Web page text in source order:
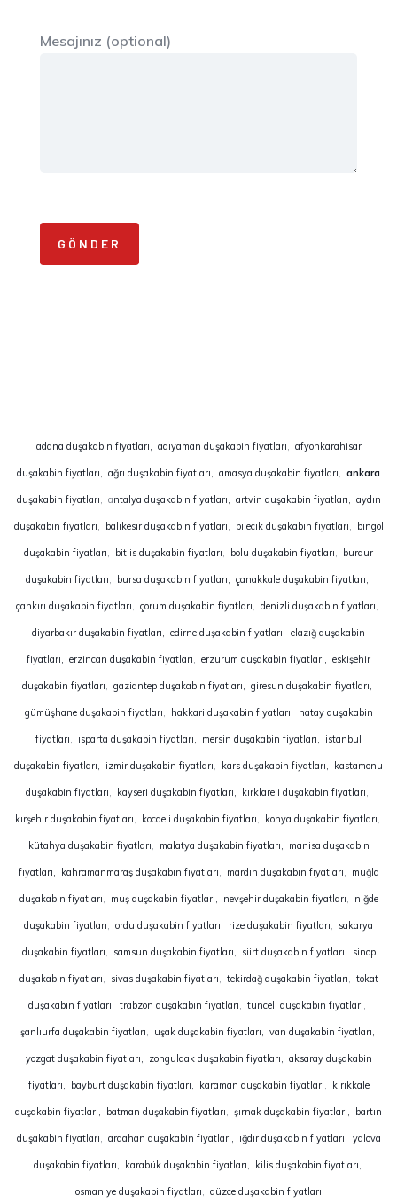
Mesajınız (optional)
adana duşakabin fiyatları, adıyaman duşakabin fiyatları, afyonkarahisar
duşakabin fiyatları, ağrı duşakabin fiyatları, amasya duşakabin fiyatları, ankara
duşakabin fiyatları, antalya duşakabin fiyatları, artvin duşakabin fiyatları, aydın
duşakabin fiyatları, balıkesir duşakabin fiyatları, bilecik duşakabin fiyatları, bingöl
duşakabin fiyatları, bitlis duşakabin fiyatları, bolu duşakabin fiyatları, burdur
duşakabin fiyatları, bursa duşakabin fiyatları, çanakkale duşakabin fiyatları,
çankırı duşakabin fiyatları, çorum duşakabin fiyatları, denizli duşakabin fiyatları,
diyarbakır duşakabin fiyatları, edirne duşakabin fiyatları, elazığ duşakabin
fiyatları, erzincan duşakabin fiyatları, erzurum duşakabin fiyatları, eskişehir
duşakabin fiyatları, gaziantep duşakabin fiyatları, giresun duşakabin fiyatları,
gümüşhane duşakabin fiyatları, hakkari duşakabin fiyatları, hatay duşakabin
fiyatları, ısparta duşakabin fiyatları, mersin duşakabin fiyatları, istanbul
duşakabin fiyatları, izmir duşakabin fiyatları, kars duşakabin fiyatları, kastamonu
duşakabin fiyatları, kayseri duşakabin fiyatları, kırklareli duşakabin fiyatları,
kırşehir duşakabin fiyatları, kocaeli duşakabin fiyatları, konya duşakabin fiyatları,
kütahya duşakabin fiyatları, malatya duşakabin fiyatları, manisa duşakabin
fiyatları, kahramanmaraş duşakabin fiyatları, mardin duşakabin fiyatları, muğla
duşakabin fiyatları, muş duşakabin fiyatları, nevşehir duşakabin fiyatları, niğde
duşakabin fiyatları, ordu duşakabin fiyatları, rize duşakabin fiyatları, sakarya
duşakabin fiyatları, samsun duşakabin fiyatları, siirt duşakabin fiyatları, sinop
duşakabin fiyatları, sivas duşakabin fiyatları, tekirdağ duşakabin fiyatları, tokat
duşakabin fiyatları, trabzon duşakabin fiyatları, tunceli duşakabin fiyatları,
şanlıurfa duşakabin fiyatları, uşak duşakabin fiyatları, van duşakabin fiyatları,
yozgat duşakabin fiyatları, zonguldak duşakabin fiyatları, aksaray duşakabin
fiyatları, bayburt duşakabin fiyatları, karaman duşakabin fiyatları, kırıkkale
duşakabin fiyatları, batman duşakabin fiyatları, şırnak duşakabin fiyatları, bartın
duşakabin fiyatları, ardahan duşakabin fiyatları, ığdır duşakabin fiyatları, yalova
duşakabin fiyatları, karabük duşakabin fiyatları, kilis duşakabin fiyatları,
osmaniye duşakabin fiyatları, düzce duşakabin fiyatları